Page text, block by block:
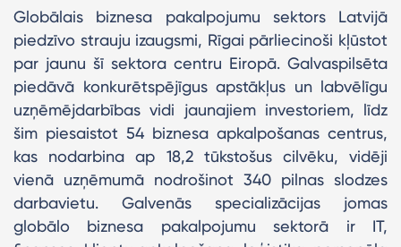
Globālais biznesa pakalpojumu sektors Latvijā
piedzīvo strauju izaugsmi, Rīgai pārliecinoši kļūstot
par jaunu šī sektora centru Eiropā. Galvaspilsēta
piedāvā konkurētspējīgus apstākļus un labvēlīgu
uzņēmējdarbības vidi jaunajiem investoriem, līdz
šim piesaistot 54 biznesa apkalpošanas centrus,
kas nodarbina ap 18,2 tūkstošus cilvēku, vidēji
vienā uzņēmumā nodrošinot 340 pilnas slodzes
darbavietu. Galvenās specializācijas jomas
globālo biznesa pakalpojumu sektorā ir IT,